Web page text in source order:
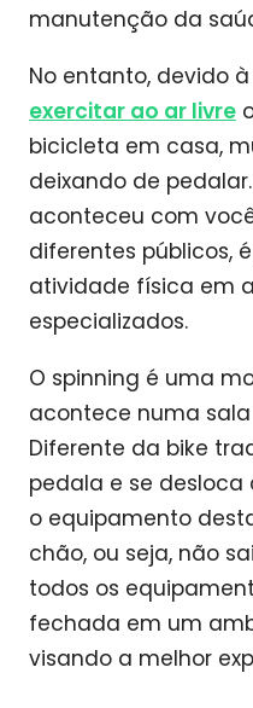
manutenção da
No entanto, devido
exercitar ao ar livre
bicicleta em casa,
deixando de
aconteceu com
diferentes públicos,
atividade física em
especializados.
O spinning é uma
acontece numa
Diferente da bike
pedala e se
o equipamento
chão, ou seja, não
todos os
fechada em um
visando a melhor